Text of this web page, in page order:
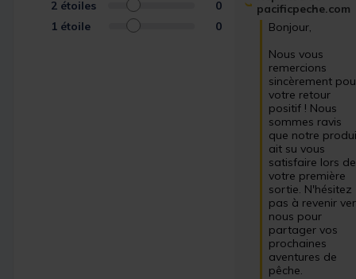
2 étoiles
0
1 étoile 0
pacificpeche.com
Bonjour,
Nous vous
remercions
sincèrement
votre retour
positif ! Nous
sommes ravis
que notre
ait su vous
satisfaire lors de
votre première
sortie. N'hésitez
pas à revenir
nous pour
partager vos
prochaines
aventures de
pêche.